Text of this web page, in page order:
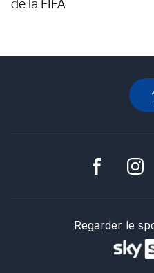
de la FIFA
Regarder le